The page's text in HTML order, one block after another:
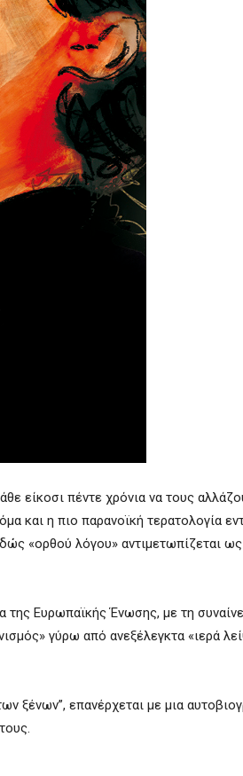
είκοσι πέντε χρόνια να τους
και η πιο παρανοϊκή τερατολογία
«ορθού λόγου» αντιμετωπίζεται
Ευρωπαϊκής Ένωσης, με τη
γύρω από ανεξέλεγκτα «ιερά
ξένων”, επανέρχεται με μια